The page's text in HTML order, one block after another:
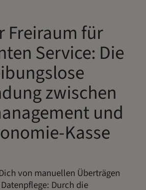
Freiraum für
Service: Die
zwischen
und
Kasse
von manuellen Überträgen
Durch die